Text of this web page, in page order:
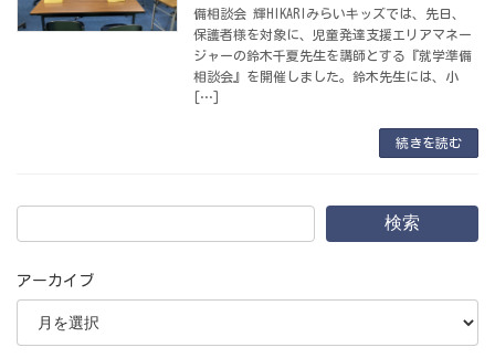
備相談会 輝HIKARIみらいキッズでは、先日、
保護者様を対象に、児童発達支援エリアマネー
ジャーの鈴木千夏先生を講師とする『就学準備
相談会』を開催しました。鈴木先生には、小
[…]
続きを読む
検索
アーカイブ